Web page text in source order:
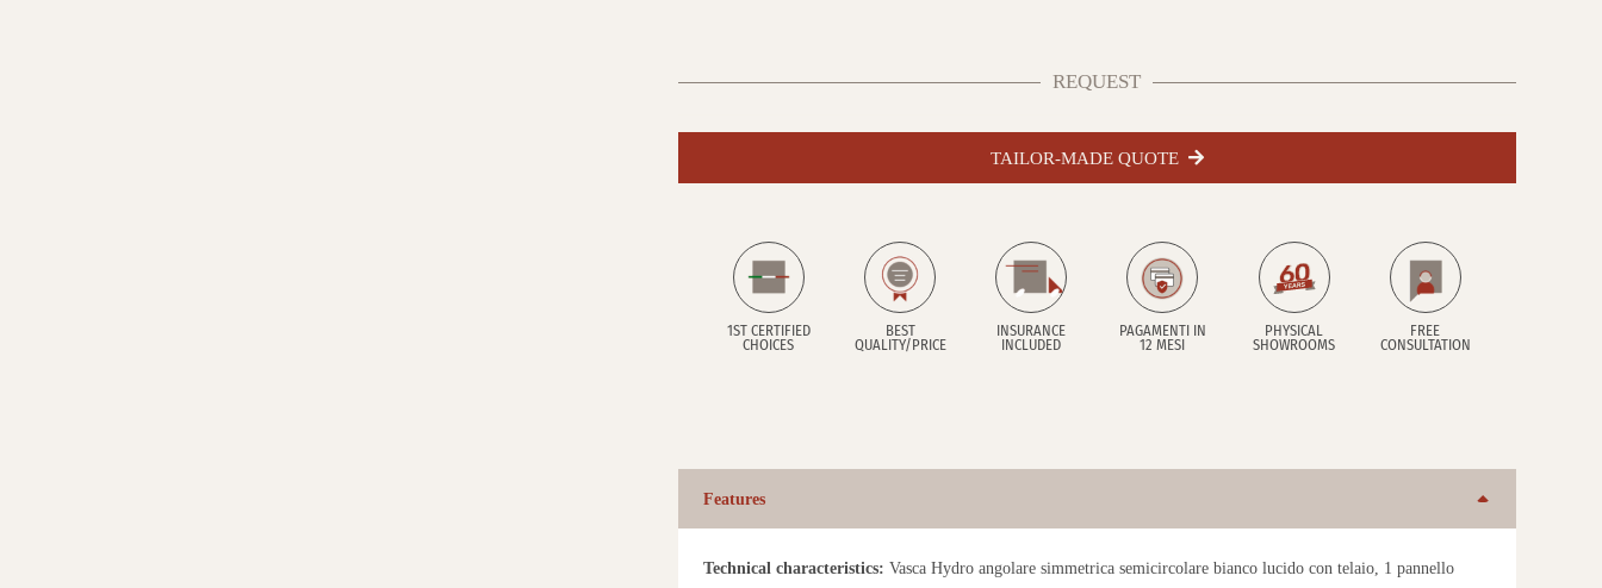
REQUEST
TAILOR-MADE QUOTE
1ST CERTIFIED
CHOICES
BEST
QUALITY/PRICE
INSURANCE
INCLUDED
PAGAMENTI IN
12 MESI
PHYSICAL
SHOWROOMS
FREE
CONSULTATION
Features
Technical characteristics: Vasca Hydro angolare simmetrica semicircolare bianco lucido con telaio, 1 pannello